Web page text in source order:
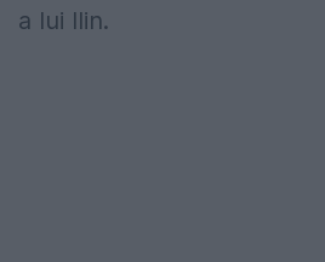
a lui Ilin.